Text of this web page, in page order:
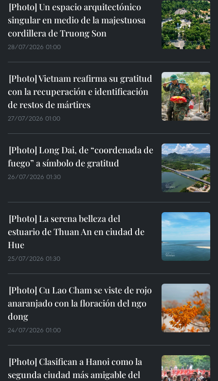
Un espacio arquitectónico
singular en medio de la majestuosa
cordillera de Truong Son
28/07/2026 01:00
Vietnam reafirma su gratitud
con la recuperación e identificación
de restos de mártires
27/07/2026 01:00
Long Dai, de “coordenada de
fuego” a símbolo de gratitud
26/07/2026 01:30
La serena belleza del
estuario de Thuan An en ciudad de
Hue
25/07/2026 01:30
Cu Lao Cham se viste de rojo
anaranjado con la floración del ngo
dong
24/07/2026 01:00
Clasifican a Hanoi como la
segunda ciudad más amigable del